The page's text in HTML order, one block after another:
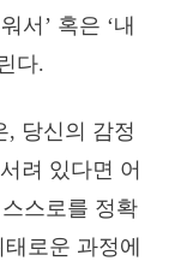
서’ 혹은 ‘내
다.
, 당신의 감정
려 있다면 어
스로를 정확
로운 과정에